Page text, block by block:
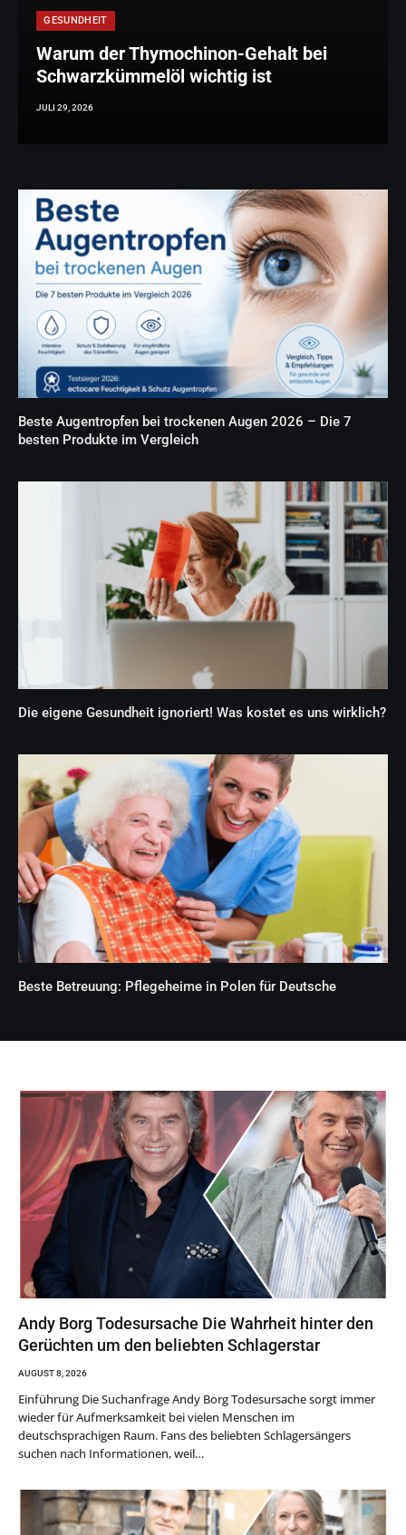
GESUNDHEIT
Warum der Thymochinon-Gehalt bei
Schwarzkümmelöl wichtig ist
JULI 29, 2026
Beste Augentropfen bei trockenen Augen 2026 – Die 7
besten Produkte im Vergleich
Die eigene Gesundheit ignoriert! Was kostet es uns wirklich?
Beste Betreuung: Pflegeheime in Polen für Deutsche
Andy Borg Todesursache Die Wahrheit hinter den
Gerüchten um den beliebten Schlagerstar
AUGUST 8, 2026
Einführung Die Suchanfrage Andy Borg Todesursache sorgt immer
wieder für Aufmerksamkeit bei vielen Menschen im
deutschsprachigen Raum. Fans des beliebten Schlagersängers
suchen nach Informationen, weil…